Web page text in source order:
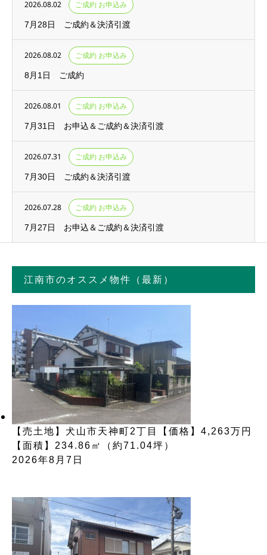
2026.08.02 ご成約 お申込み
7月28日 ご成約＆決済引渡
2026.08.02 ご成約 お申込み
8月1日 ご成約
2026.08.01 ご成約 お申込み
7月31日 お申込＆ご成約＆決済引渡
2026.07.31 ご成約 お申込み
7月30日 ご成約＆決済引渡
2026.07.28 ご成約 お申込み
7月27日 お申込＆ご成約＆決済引渡
江南市のオススメ物件（最新）
【売土地】犬山市天神町2丁目【価格】4,263万円
【面積】234.86㎡（約71.04坪）
2026年8月7日